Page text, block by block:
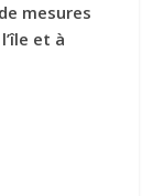
mesures
et à